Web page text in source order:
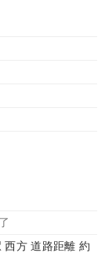
西方 道路距離 約